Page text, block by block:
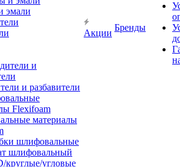
эмали
и разбавители
материалы
шлифовальные
шлифовальный
круглые/угловые
Акции
Бренды